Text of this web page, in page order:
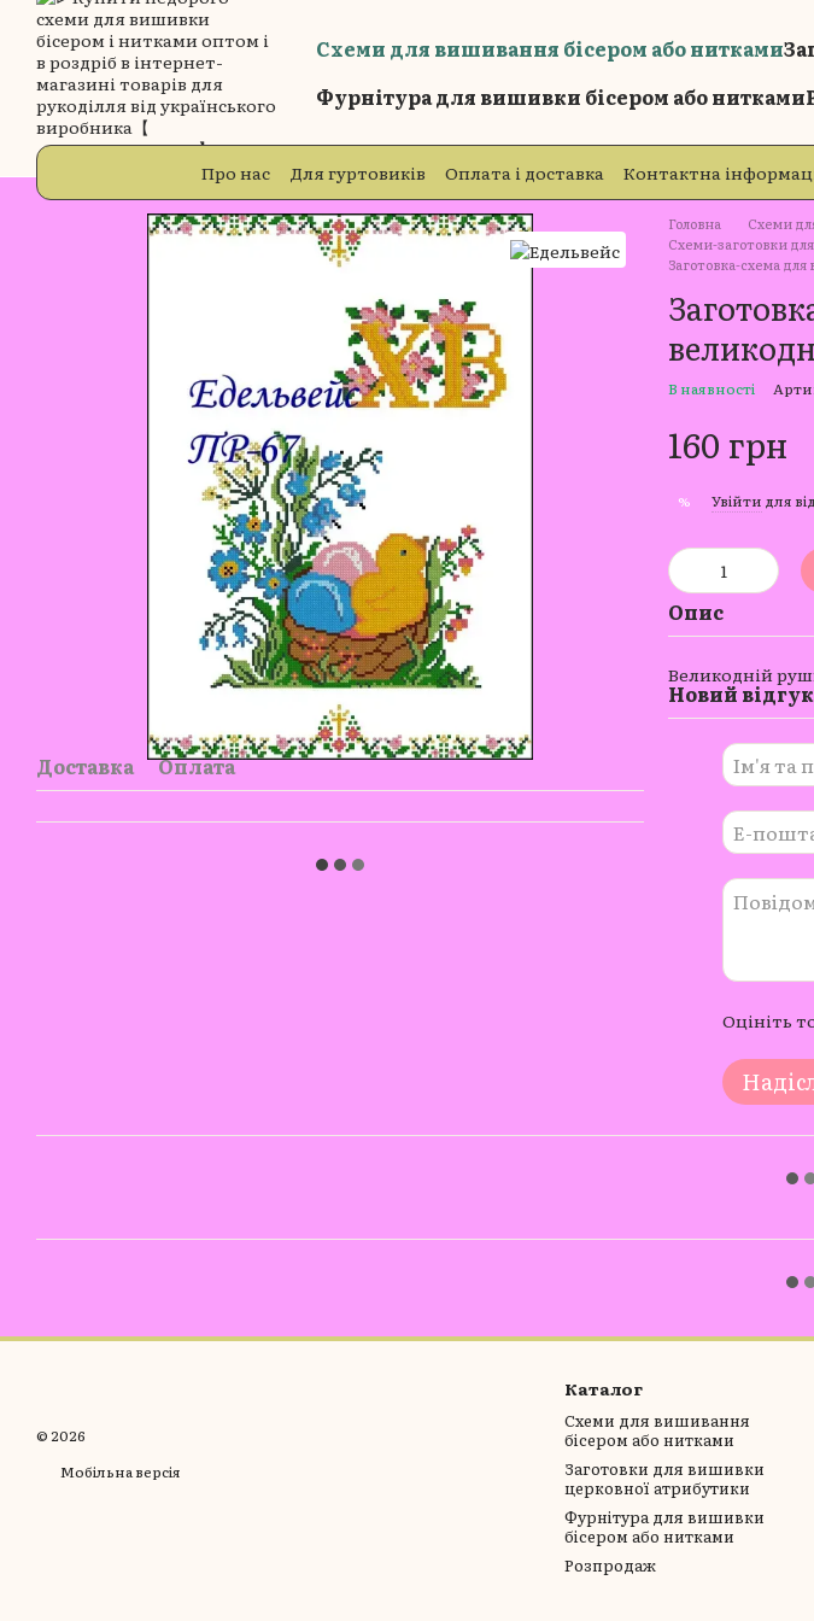
Перейти до основного контенту
Схеми для вишивання бісером або нитками
Фурнітура для вишивки бісером або нитками
Про нас Для гуртовиків Оплата і доставка Контактна
Блог
Відгуки про магазин
Доставка Оплата
Головна Схеми
Схеми-заготовки
Заготовка-схема
В наявності
160 грн
% Увійти для
Опис
Великодній
Новий
Оцініть
© 2026
Мобільна версія
Каталог
Схеми для вишивання
бісером або нитками
Заготовки для вишивки
церковної атрибутики
Фурнітура для вишивки
бісером або нитками
Розпродаж